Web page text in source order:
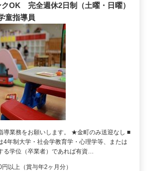
OK 完全週休2日制（土曜・日曜）
童指導員
導業務をお願いします。 ★金町のみ送迎なし ■
4年制大学・社会学教育学・心理学等、または
る学位（卒業者）であれば有資…
以上（賞与年2ヶ月分）